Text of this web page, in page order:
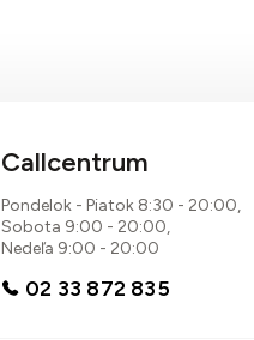
Callcentrum
Pondelok - Piatok 8:30 - 20:00,
Sobota 9:00 - 20:00,
Nedeľa 9:00 - 20:00
02 33 872 835